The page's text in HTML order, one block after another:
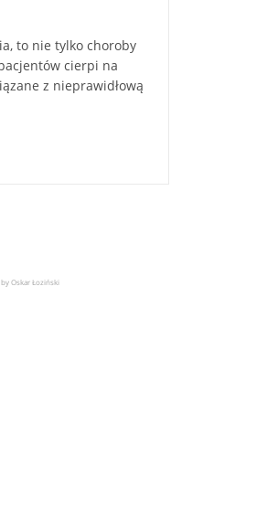
to nie tylko choroby
cierpi na
z nieprawidłową
Oskar Łoziński